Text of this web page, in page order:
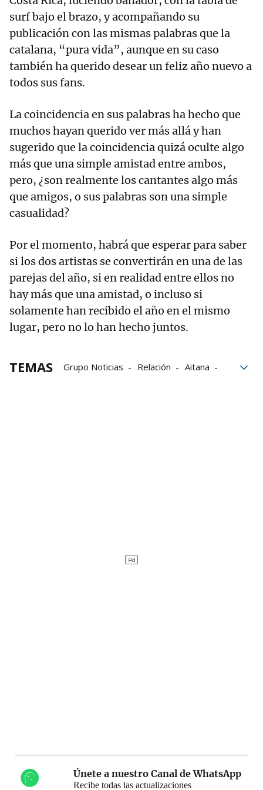
surf bajo el brazo, y acompañando su
publicación con las mismas palabras que la
catalana, “pura vida”, aunque en su caso
también ha querido desear un feliz año nuevo a
todos sus fans.
La coincidencia en sus palabras ha hecho que
muchos hayan querido ver más allá y han
sugerido que la coincidencia quizá oculte algo
más que una simple amistad entre ambos,
pero, ¿son realmente los cantantes algo más
que amigos, o sus palabras son una simple
casualidad?
Por el momento, habrá que esperar para saber
si los dos artistas se convertirán en una de las
parejas del año, si en realidad entre ellos no
hay más que una amistad, o incluso si
solamente han recibido el año en el mismo
lugar, pero no lo han hecho juntos.
TEMAS Grupo Noticias Relación
Aitana
Únete a nuestro Canal de WhatsApp
Recibe todas las actualizaciones